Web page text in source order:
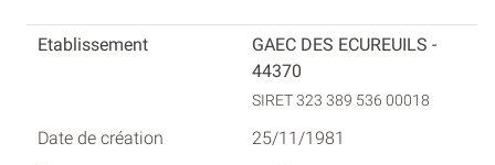
GAEC DES ECUREUILS -
44370
SIRET 323 389 536 00018
25/11/1981